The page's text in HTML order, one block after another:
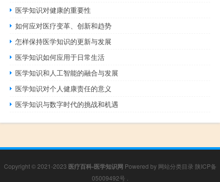
医学知识对健康的重要性
如何应对医疗变革、创新和趋势
怎样保持医学知识的更新与发展
医学知识如何应用于日常生活
医学知识和人工智能的融合与发展
医学知识对个人健康责任的意义
医学知识与数字时代的挑战和机遇
Copyright © 2021-2023 医疗百科-医学知识网 Powered by 网站分类目录 陕ICP备
05009492号